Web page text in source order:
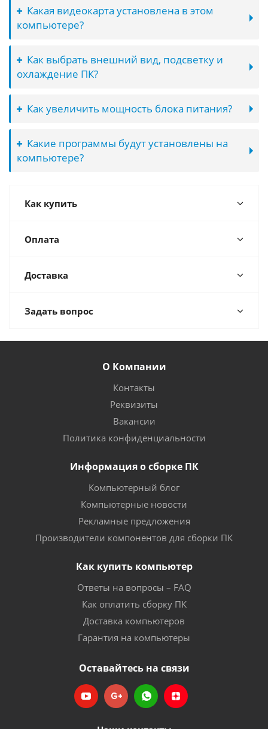
Какая видеокарта установлена в этом
компьютере?
Как выбрать внешний вид, подсветку и
охлаждение ПК?
Как увеличить мощность блока питания?
Какие программы будут установлены на
компьютере?
Как купить
Оплата
Доставка
Задать вопрос
О Компании
Контакты
Реквизиты
Вакансии
Политика конфиденциальности
Информация о сборке ПК
Компьютерный блог
Компьютерные новости
Рекламные предложения
Производители компонентов для сборки ПК
Как купить компьютер
Ответы на вопросы – FAQ
Как оплатить сборку ПК
Доставка компьютеров
Гарантия на компьютеры
Оставайтесь на связи